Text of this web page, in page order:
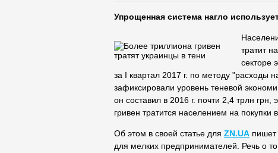
Упрощенная система нагло
тратит
секторе
за I квартал 2017 г. по методу "расходы
зафиксировали уровень теневой
он составил в 2016 г. почти 2,4 трлн грн,
гривен тратится населением на покупки
Об этом в своей статье для ZN.UA пишет
для мелких предпринимателей. Речь о